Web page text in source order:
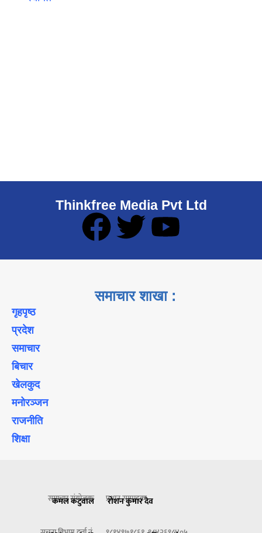
Thinkfree Media Pvt Ltd
समाचार शाखा :
गृहपृष्ठ
प्रदेश
समाचार
बिचार
खेलकुद
मनोरञ्जन
राजनीति
शिक्षा
समाचार संयोजकः
कमल कटुवाल प्रधान सम्पादकः
रोशन कुमार देव